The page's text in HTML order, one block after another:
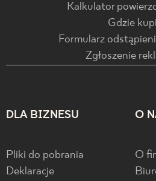
Kalkulator
Gdzie
Formularz
Zgłoszenie
DLA BIZNESU
Pliki do pobrania
Deklaracje
O
O